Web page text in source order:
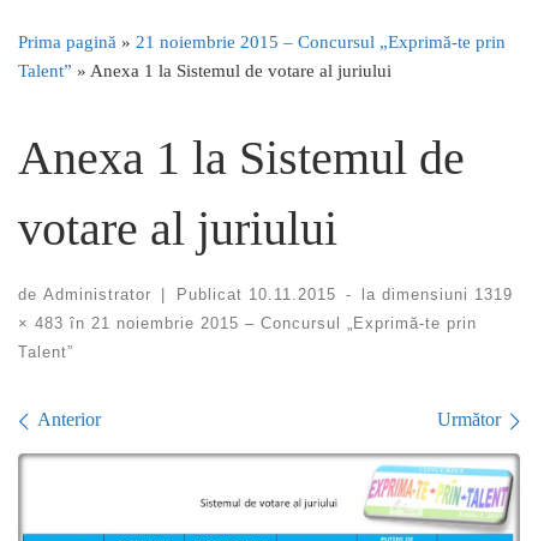
Prima pagină » 21 noiembrie 2015 – Concursul „Exprimă-te prin
Talent” » Anexa 1 la Sistemul de votare al juriului
Anexa 1 la Sistemul de
votare al juriului
de Administrator | Publicat 10.11.2015 - la dimensiuni 1319
× 483 în 21 noiembrie 2015 – Concursul „Exprimă-te prin
Talent”
Navigare în imagini
Anterior Următor